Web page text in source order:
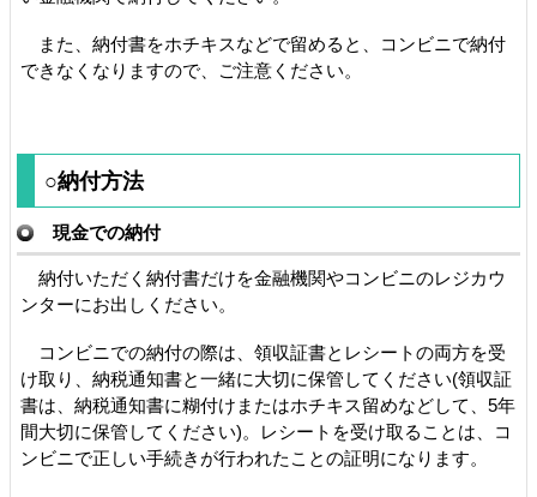
また、納付書をホチキスなどで留めると、コンビニで納付
できなくなりますので、ご注意ください。
○納付方法
現金での納付
納付いただく納付書だけを金融機関やコンビニのレジカウ
ンターにお出しください。
コンビニでの納付の際は、領収証書とレシートの両方を受
け取り、納税通知書と一緒に大切に保管してください(領収証
書は、納税通知書に糊付けまたはホチキス留めなどして、5年
間大切に保管してください)。レシートを受け取ることは、コ
ンビニで正しい手続きが行われたことの証明になります。